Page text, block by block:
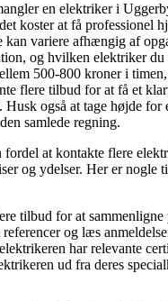
en elektriker i
koster at få professionel
kan variere afhængig af
og hvilken elektriker
500-800 kroner i
flere tilbud for at få et
Husk også at tage højde for
samlede regning.
at kontakte flere
og ydelser. Her er nogle
tilbud for at sammenligne
og læs
har relevante
ud fra deres